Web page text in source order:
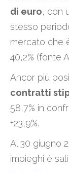
di euro, con
stesso
mercato che
40,2% (fonte
Ancor più
contratti
58,7% in
+23,9%.
Al 30 giugno
impieghi è